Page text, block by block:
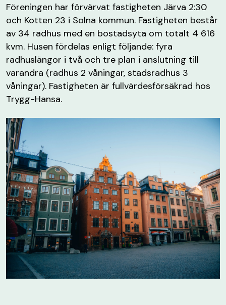
Föreningen har förvärvat fastigheten Järva 2:30
och Kotten 23 i Solna kommun. Fastigheten består
av 34 radhus med en bostadsyta om totalt 4 616
kvm. Husen fördelas enligt följande: fyra
radhuslängor i två och tre plan i anslutning till
varandra (radhus 2 våningar, stadsradhus 3
våningar). Fastigheten är fullvärdesförsäkrad hos
Trygg-Hansa.